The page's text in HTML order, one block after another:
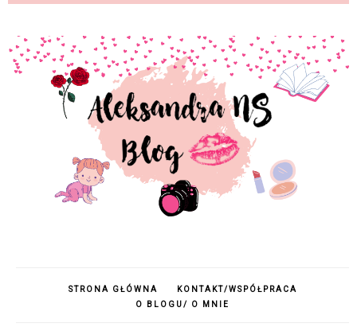
STRONA GŁÓWNA
KONTAKT/WSPÓŁPRACA
O BLOGU/ O MNIE